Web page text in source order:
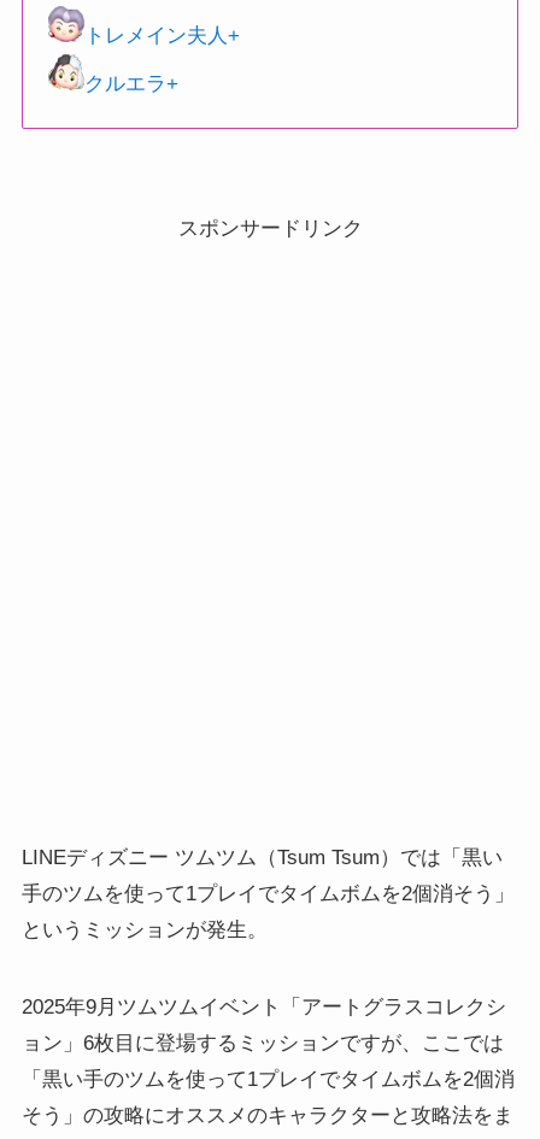
トレメイン夫人+
クルエラ+
スポンサードリンク
LINEディズニー ツムツム（Tsum Tsum）では「黒い
手のツムを使って1プレイでタイムボムを2個消そう」
というミッションが発生。
2025年9月ツムツムイベント「アートグラスコレクシ
ョン」6枚目に登場するミッションですが、ここでは
「黒い手のツムを使って1プレイでタイムボムを2個消
そう」の攻略にオススメのキャラクターと攻略法をま